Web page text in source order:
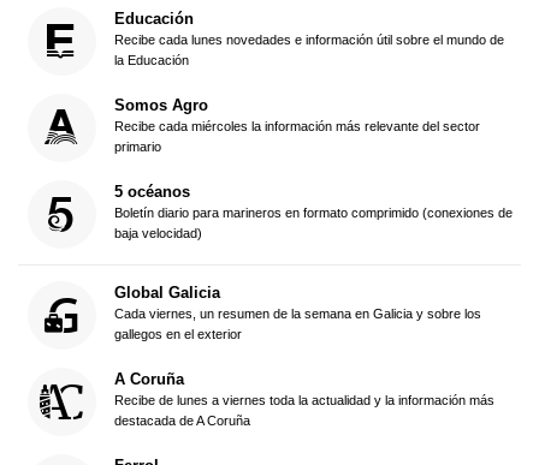
Educación
Recibe cada lunes novedades e información útil sobre el mundo de
la Educación
Somos Agro
Recibe cada miércoles la información más relevante del sector
primario
5 océanos
Boletín diario para marineros en formato comprimido (conexiones de
baja velocidad)
Global Galicia
Cada viernes, un resumen de la semana en Galicia y sobre los
gallegos en el exterior
A Coruña
Recibe de lunes a viernes toda la actualidad y la información más
destacada de A Coruña